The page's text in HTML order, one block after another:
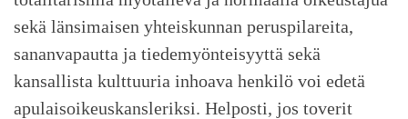
sekä länsimaisen yhteiskunnan peruspilareita,
sananvapautta ja tiedemyönteisyyttä sekä
kansallista kulttuuria inhoava henkilö voi edetä
apulaisoikeuskansleriksi. Helposti, jos toverit